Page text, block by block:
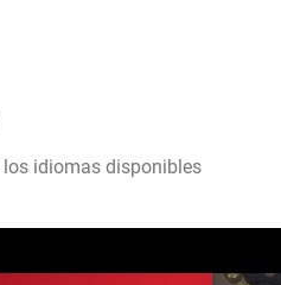
idiomas disponibles